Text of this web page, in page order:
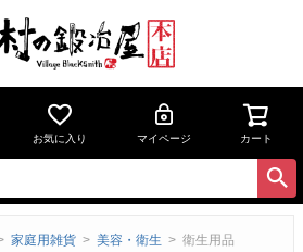
お気に入り マイページ カート
家庭用雑貨 美容・衛生 衛生用品